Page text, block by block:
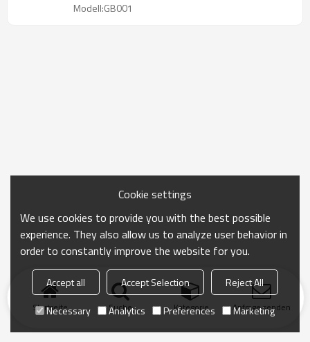
Modell:GB001
Startseite Suche Kategorie Anfrage senden
Cookie settings
We use cookies to provide you with the best possible
experience. They also allow us to analyze user behavior in
order to constantly improve the website for you.
Accept all Accept Selection
Reject All
Necessary
Analytics Preferences Marketing